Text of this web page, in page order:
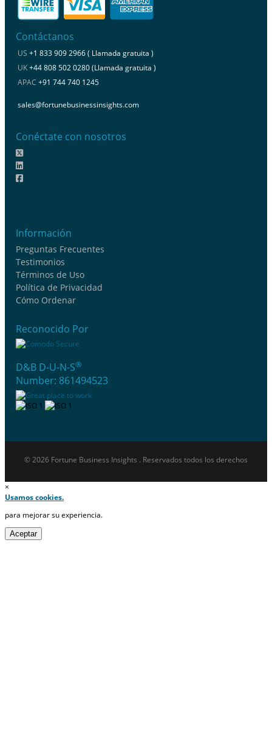
Contáctanos
US +1 833 909 2966 ( Llamada gratuita )
UK+44 808 502 0280 (Llamada gratuita )
APAC +91 744 740 1245
sales@fortunebusinessinsights.com
Conéctate con nosotros
Información
Preguntas Frecuentes
Testimonios
Términos de Uso
Política de Privacidad
Cómo Ordenar
Reconocido Por
D&B D-U-N-S®
Number: 861494523
© 2026 Fortune Business Insights . Reservados todos los derechos
×
Usamos cookies.
para mejorar su experiencia.
Aceptar